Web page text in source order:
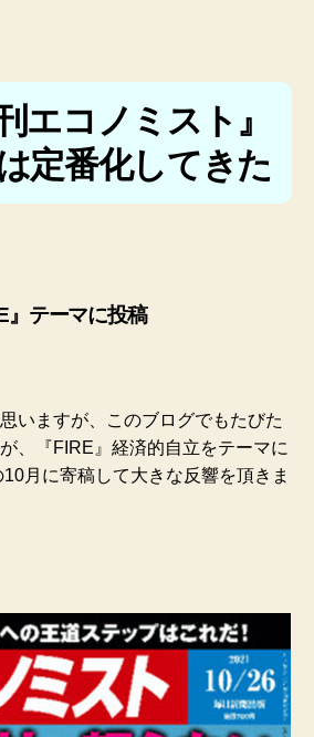
エコノミスト』
定番化してきた
』テーマに投稿
いますが、このブログでもたびた
、『FIRE』経済的自立をテーマに
月に寄稿して大きな反響を頂きま